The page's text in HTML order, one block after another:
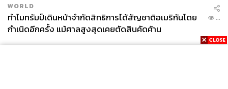
WORLD
ทำไมทรัมป์เดินหน้าจำกัดสิทธิการได้สัญชาติอเมริกันโดย
กำเนิดอีกครั้ง แม้ศาลสูงสุดเคยตัดสินคัดค้าน
...